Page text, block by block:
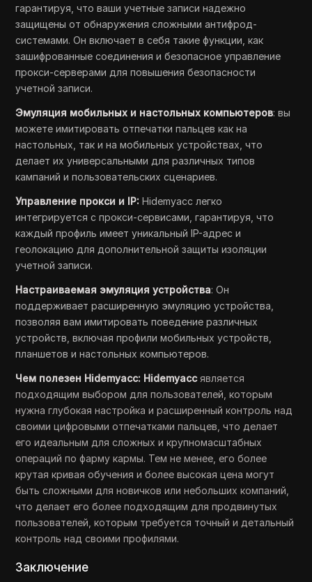
гарантируя, что ваши учетные записи надежно
защищены от обнаружения сложными антифрод-
системами. Он включает в себя такие функции, как
зашифрованные соединения и безопасное управление
прокси-серверами для повышения безопасности
учетной записи.
Эмуляция мобильных и настольных компьютеров: вы
можете имитировать отпечатки пальцев как на
настольных, так и на мобильных устройствах, что
делает их универсальными для различных типов
кампаний и пользовательских сценариев.
Управление прокси и IP: Hidemyacc легко
интегрируется с прокси-сервисами, гарантируя, что
каждый профиль имеет уникальный IP-адрес и
геолокацию для дополнительной защиты изоляции
учетной записи.
Настраиваемая эмуляция устройства: Он
поддерживает расширенную эмуляцию устройства,
позволяя вам имитировать поведение различных
устройств, включая профили мобильных устройств,
планшетов и настольных компьютеров.
Чем полезен Hidemyacc: Hidemyaccявляется
подходящим выбором для пользователей, которым
нужна глубокая настройка и расширенный контроль над
своими цифровыми отпечатками пальцев, что делает
его идеальным для сложных и крупномасштабных
операций по фарму кармы. Тем не менее, его более
крутая кривая обучения и более высокая цена могут
быть сложными для новичков или небольших компаний,
что делает его более подходящим для продвинутых
пользователей, которым требуется точный и детальный
контроль над своими профилями.
Заключение